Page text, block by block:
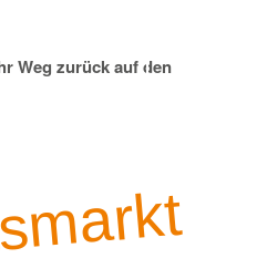
Weg zurück auf den